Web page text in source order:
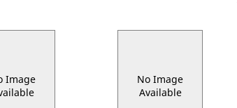
Image
No Image
Available